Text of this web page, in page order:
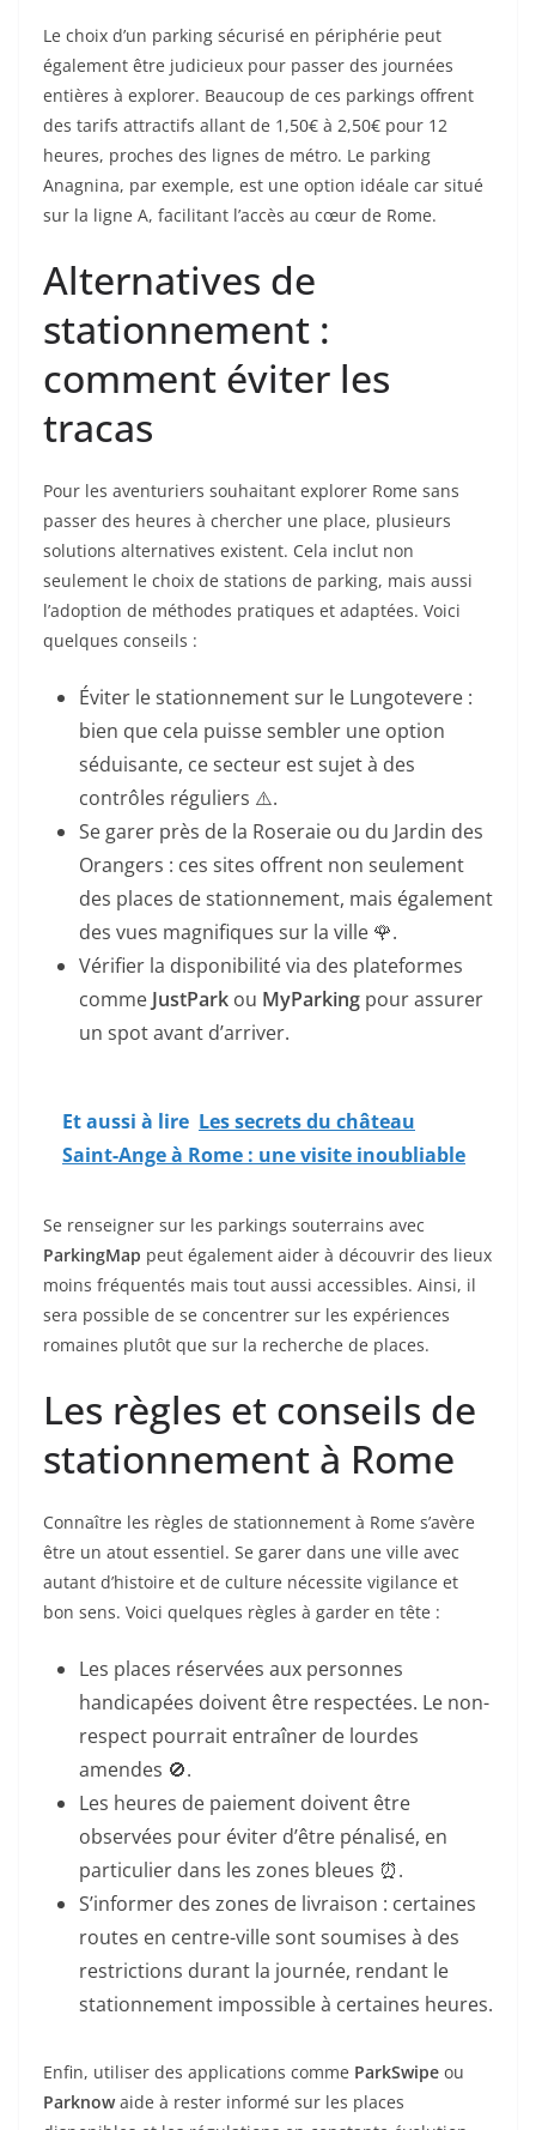
Le choix d’un parking sécurisé en périphérie peut
également être judicieux pour passer des journées
entières à explorer. Beaucoup de ces parkings offrent
des tarifs attractifs allant de 1,50€ à 2,50€ pour 12
heures, proches des lignes de métro. Le parking
Anagnina, par exemple, est une option idéale car situé
sur la ligne A, facilitant l’accès au cœur de Rome.
Alternatives de
stationnement :
comment éviter les
tracas
Pour les aventuriers souhaitant explorer Rome sans
passer des heures à chercher une place, plusieurs
solutions alternatives existent. Cela inclut non
seulement le choix de stations de parking, mais aussi
l’adoption de méthodes pratiques et adaptées. Voici
quelques conseils :
Éviter le stationnement sur le Lungotevere :
bien que cela puisse sembler une option
séduisante, ce secteur est sujet à des
contrôles réguliers ⚠️.
Se garer près de la Roseraie ou du Jardin des
Orangers : ces sites offrent non seulement
des places de stationnement, mais également
des vues magnifiques sur la ville 🌹.
Vérifier la disponibilité via des plateformes
comme JustPark ou MyParking pour assurer
un spot avant d’arriver.
Et aussi à lire Les secrets du château
Saint-Ange à Rome : une visite inoubliable
Se renseigner sur les parkings souterrains avec
ParkingMap peut également aider à découvrir des lieux
moins fréquentés mais tout aussi accessibles. Ainsi, il
sera possible de se concentrer sur les expériences
romaines plutôt que sur la recherche de places.
Les règles et conseils de
stationnement à Rome
Connaître les règles de stationnement à Rome s’avère
être un atout essentiel. Se garer dans une ville avec
autant d’histoire et de culture nécessite vigilance et
bon sens. Voici quelques règles à garder en tête :
Les places réservées aux personnes
handicapées doivent être respectées. Le non-
respect pourrait entraîner de lourdes
amendes 🚫.
Les heures de paiement doivent être
observées pour éviter d’être pénalisé, en
particulier dans les zones bleues ⏰.
S’informer des zones de livraison : certaines
routes en centre-ville sont soumises à des
restrictions durant la journée, rendant le
stationnement impossible à certaines heures.
Enfin, utiliser des applications comme ParkSwipe ou
Parknowaide à rester informé sur les places